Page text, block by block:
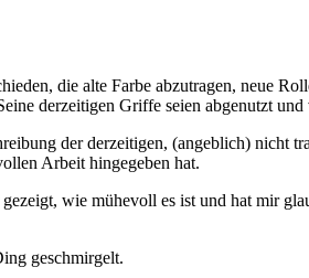
die alte Farbe abzutragen, neue
derzeitigen Griffe seien abgenutzt
der derzeitigen, (angeblich) nicht
Arbeit hingegeben hat.
wie mühevoll es ist und hat mir
geschmirgelt.